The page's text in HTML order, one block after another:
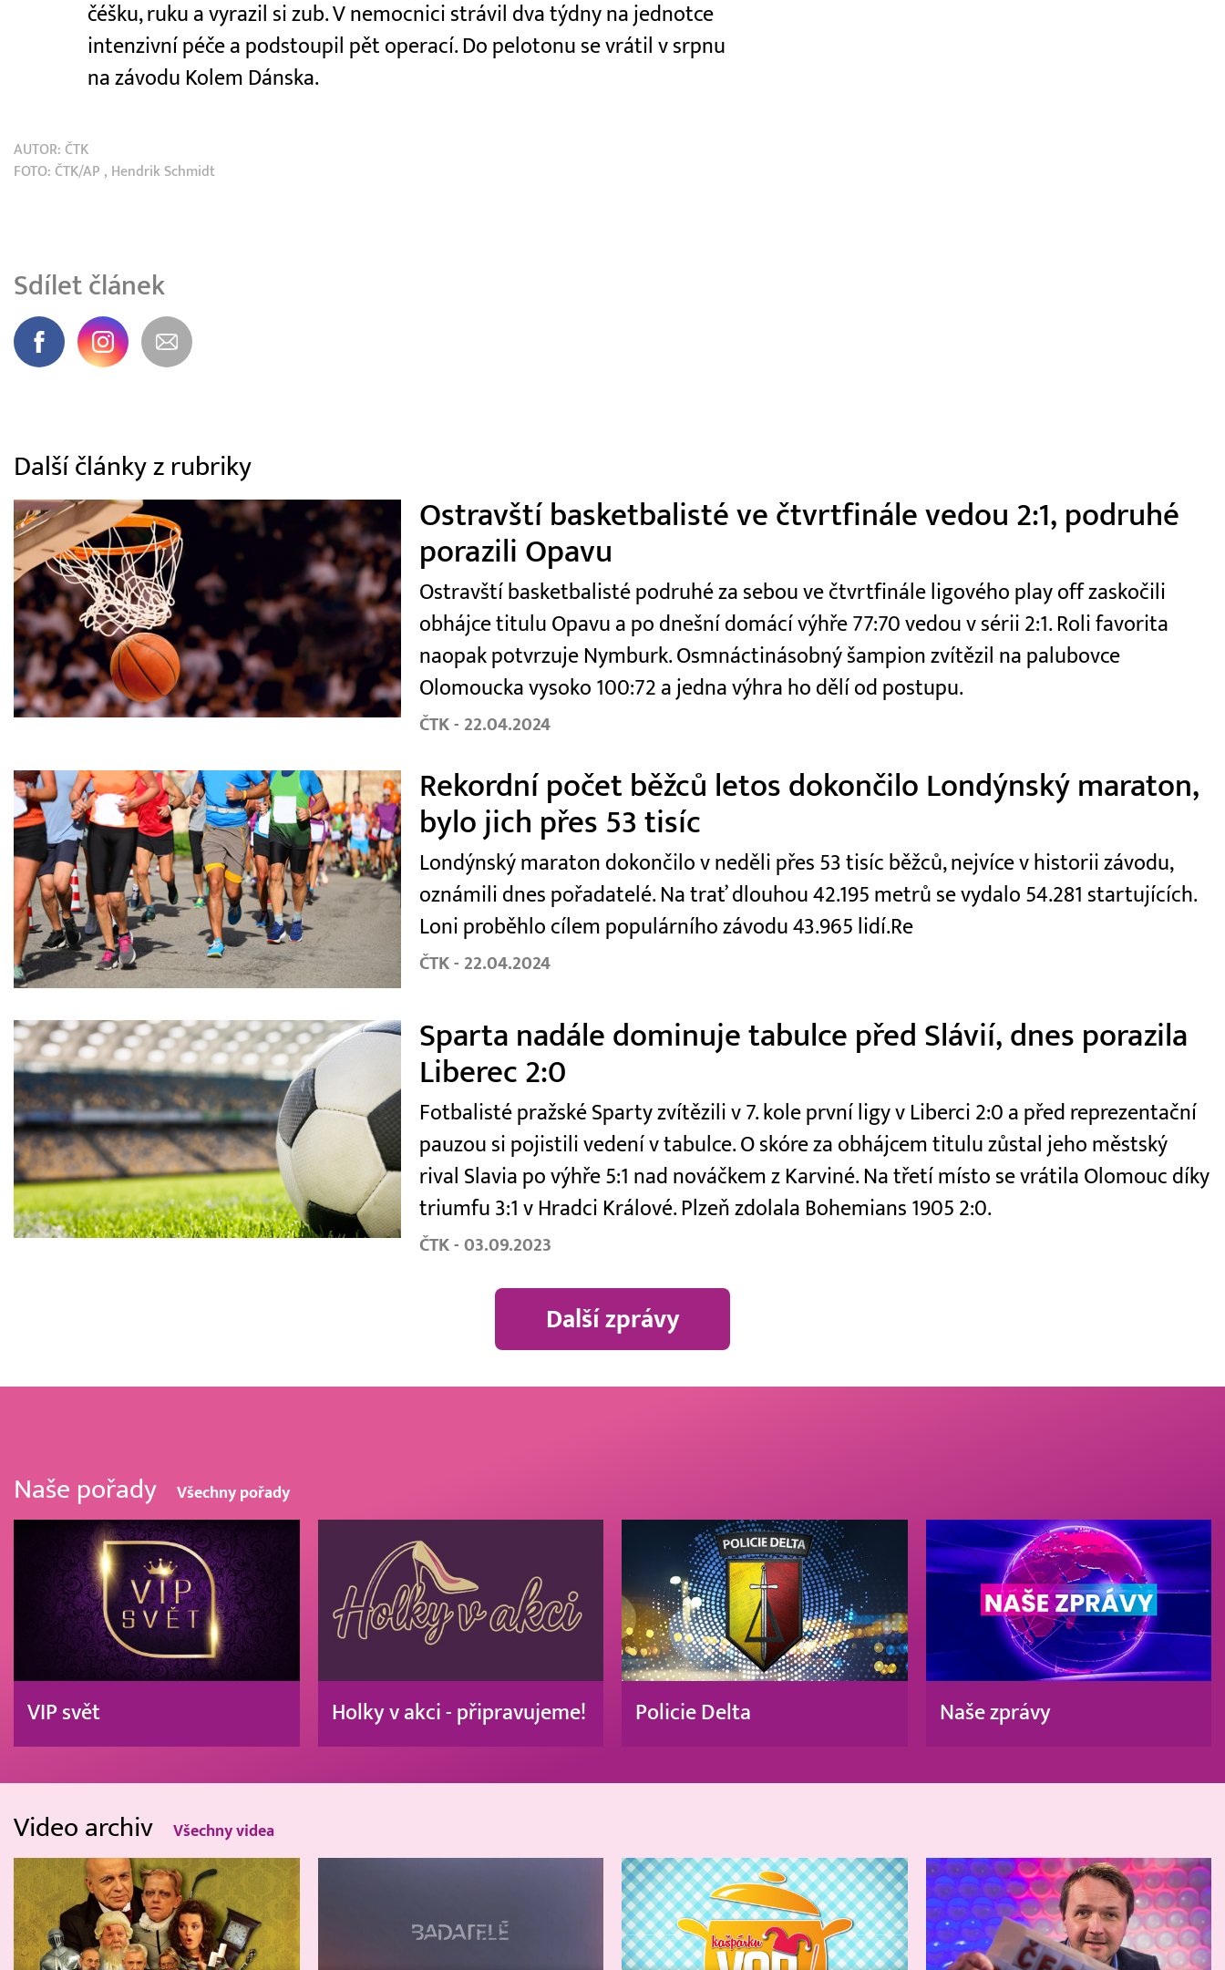
čéšku, ruku a vyrazil si zub. V nemocnici strávil dva týdny na jednotce
intenzivní péče a podstoupil pět operací. Do pelotonu se vrátil v srpnu
na závodu Kolem Dánska.
AUTOR: ČTK
FOTO: ČTK/AP , Hendrik Schmidt
Sdílet článek
Další články z rubriky
Ostravští basketbalisté ve čtvrtfinále vedou 2:1, podruhé
porazili Opavu
Ostravští basketbalisté podruhé za sebou ve čtvrtfinále ligového play off zaskočili
obhájce titulu Opavu a po dnešní domácí výhře 77:70 vedou v sérii 2:1. Roli favorita
naopak potvrzuje Nymburk. Osmnáctinásobný šampion zvítězil na palubovce
Olomoucka vysoko 100:72 a jedna výhra ho dělí od postupu.
ČTK - 22.04.2024
Rekordní počet běžců letos dokončilo Londýnský maraton,
bylo jich přes 53 tisíc
Londýnský maraton dokončilo v neděli přes 53 tisíc běžců, nejvíce v historii závodu,
oznámili dnes pořadatelé. Na trať dlouhou 42.195 metrů se vydalo 54.281 startujících.
Loni proběhlo cílem populárního závodu 43.965 lidí.Re
ČTK - 22.04.2024
Sparta nadále dominuje tabulce před Slávií, dnes porazila
Liberec 2:0
Fotbalisté pražské Sparty zvítězili v 7. kole první ligy v Liberci 2:0 a před reprezentační
pauzou si pojistili vedení v tabulce. O skóre za obhájcem titulu zůstal jeho městský
rival Slavia po výhře 5:1 nad nováčkem z Karviné. Na třetí místo se vrátila Olomouc díky
triumfu 3:1 v Hradci Králové. Plzeň zdolala Bohemians 1905 2:0.
ČTK - 03.09.2023
Další zprávy
Naše pořady Všechny pořady
VIP svět Holky v akci - připravujeme! Policie Delta Naše zprávy
Video archiv Všechny videa